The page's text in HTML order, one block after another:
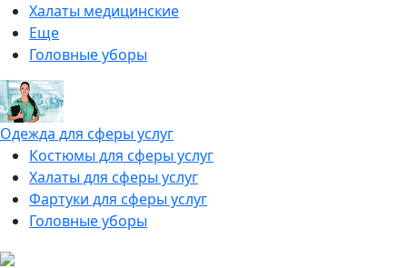
Халаты медицинские
Еще
Головные уборы
Одежда для сферы услуг
Костюмы для сферы услуг
Халаты для сферы услуг
Фартуки для сферы услуг
Головные уборы